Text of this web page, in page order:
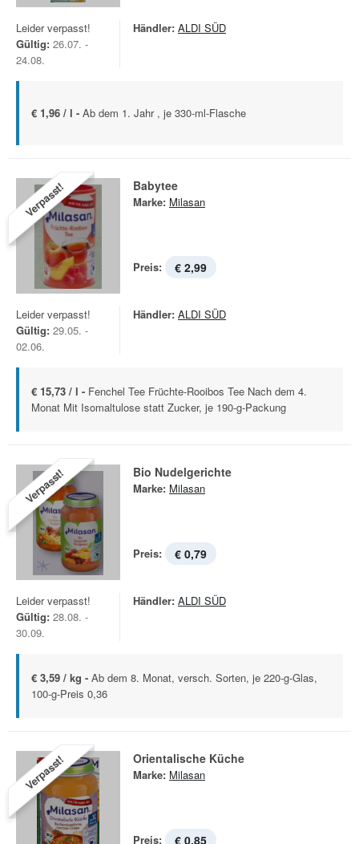
Leider verpasst!
Gültig: 26.07. -
24.08.
Händler: ALDI SÜD
€ 1,96 / l - Ab dem 1. Jahr , je 330-ml-Flasche
Verpasst! Babytee
Marke: Milasan
Preis: € 2,99
Leider verpasst!
Gültig: 29.05. -
02.06.
Händler: ALDI SÜD
€ 15,73 / l - Fenchel Tee Früchte-Rooibos Tee Nach dem 4.
Monat Mit Isomaltulose statt Zucker, je 190-g-Packung
Verpasst! Bio Nudelgerichte
Marke: Milasan
Preis: € 0,79
Leider verpasst!
Gültig: 28.08. -
30.09.
Händler: ALDI SÜD
€ 3,59 / kg - Ab dem 8. Monat, versch. Sorten, je 220-g-Glas,
100-g-Preis 0,36
Verpasst! Orientalische Küche
Marke: Milasan
Preis: € 0,85